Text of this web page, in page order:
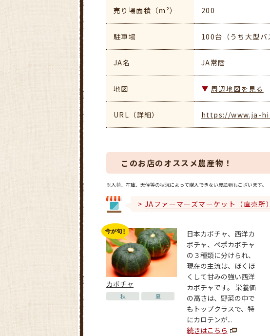
売り場面積（m²） 200
駐車場 100台（うち大型バ
JA名 JA常陸
地図 周辺地図を見る
URL（詳細） https://www.ja-
このお店のオススメ農産物！
※入荷、在庫、天候等の状況によって購入できない農産物もございます。
JAファーマーズマーケット（直売所
カボチャ
秋 夏
日本カボチャ、西洋カ
ボチャ、ぺポカボチャ
の３種類に分けられ、
現在の主流は、ほくほ
くして甘みの強い西洋
カボチャです。 栄養価
の高さは、野菜の中で
もトップクラスで、特
にカロテンが...
続きはこちら